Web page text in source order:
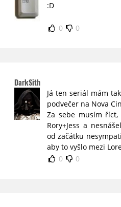
:D
0 0
DarkSith
Já ten seriál mám
podvečer na Nova
Za sebe musím
Rory+Jess a
od začátku
aby to vyšlo mezi
0
0